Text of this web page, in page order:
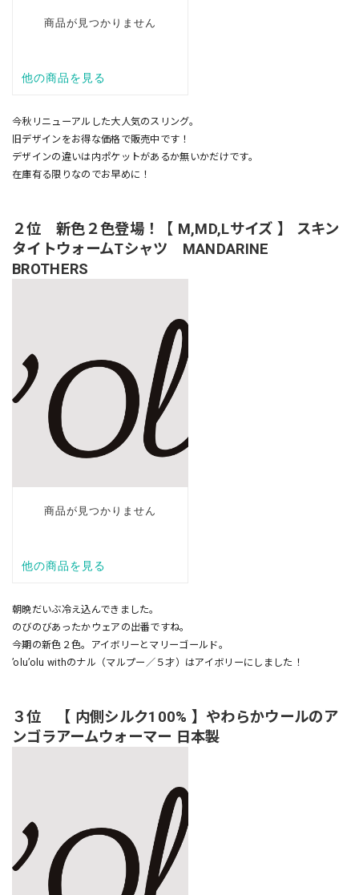
今秋リニューアルした大人気のスリング。
旧デザインをお得な価格で販売中です！
デザインの違いは内ポケットがあるか無いかだけです。
在庫有る限りなのでお早めに！
２位 新色２色登場！【 M,MD,Lサイズ 】 スキン
タイトウォームTシャツ MANDARINE
BROTHERS
朝晩だいぶ冷え込んできました。
のびのびあったかウェアの出番ですね。
今期の新色２色。アイボリーとマリーゴールド。
’olu’olu withのナル（マルプー／５才）はアイボリーにしました！
３位 【 内側シルク100% 】やわらかウールのア
ンゴラアームウォーマー 日本製